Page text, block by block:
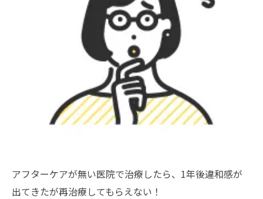
アフターケアが無い医院で治療したら、1年後違和感が
出てきたが再治療してもらえない！